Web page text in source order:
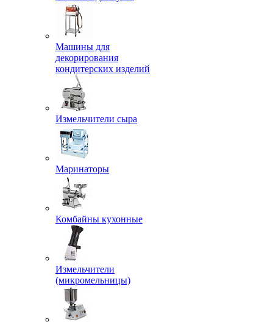
Машины для
декорирования
кондитерских изделий
Измельчители сыра
Маринаторы
Комбайны кухонные
Измельчители
(микромельницы)